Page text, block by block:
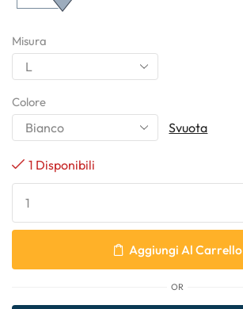
Misura
Colore
Svuota
1 Disponibili
Aggiungi Al Carrello
OR